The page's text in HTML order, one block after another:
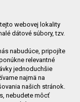
webovej lokality
dátové súbory, tzv.
nabudúce, pripojíte
relevantné
jednoduchšie
najmä na
našich stránok.
nebudete môcť